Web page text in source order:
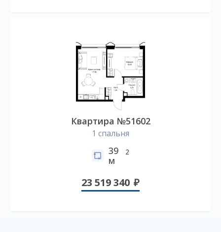
Квартира №51602
1 спальня
39
м
2
23 519 340